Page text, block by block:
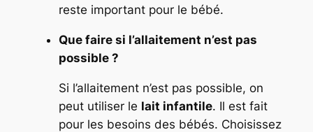
reste important pour le bébé.
Que faire si l’allaitement n’est pas
possible ?
Si l’allaitement n’est pas possible, on
peut utiliser le lait infantile. Il est fait
pour les besoins des bébés. Choisissez